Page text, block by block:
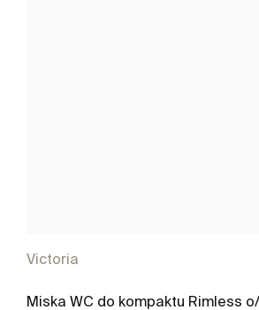
Victoria
Miska WC do kompaktu Rimless